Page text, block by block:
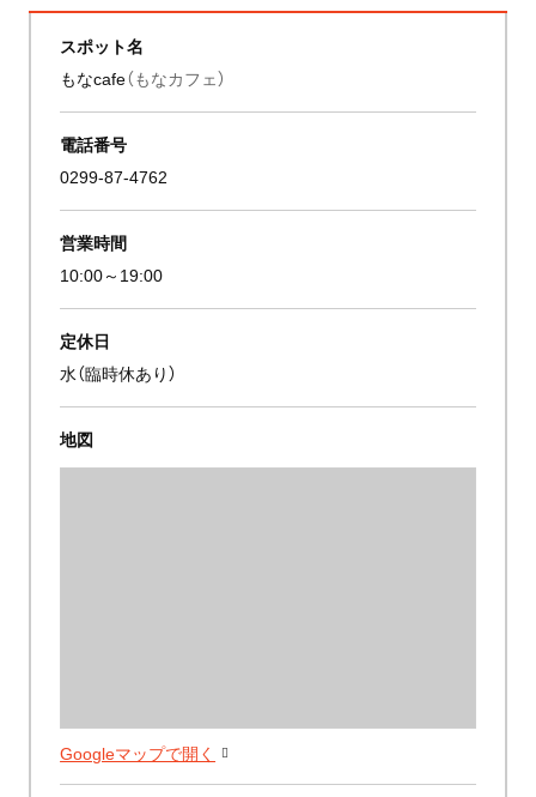
スポット名
もなcafe（もなカフェ）
電話番号
0299-87-4762
営業時間
10:00～19:00
定休日
水（臨時休あり）
地図
Googleマップで開く